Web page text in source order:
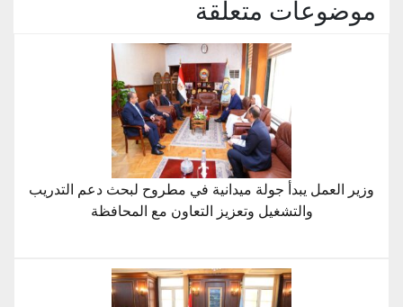
موضوعات متعلقة
وزير العمل يبدأ جولة ميدانية في مطروح لبحث دعم التدريب
والتشغيل وتعزيز التعاون مع المحافظة